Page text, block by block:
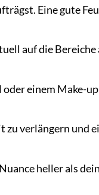
Eine gute
auf die Bereiche
einem Make-
zu verlängern und
heller als